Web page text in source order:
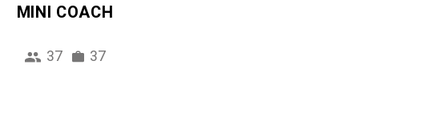
MINI COACH
37 37